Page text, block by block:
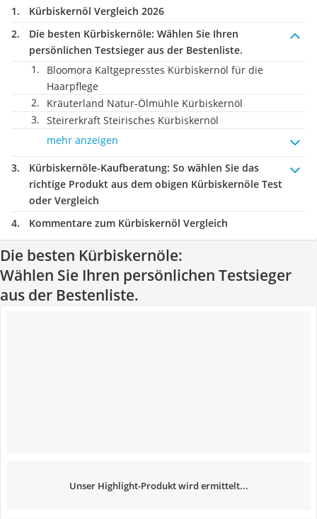
Kürbiskernöl Vergleich 2026
Die besten Kürbiskernöle: Wählen Sie Ihren
persönlichen Testsieger aus der Bestenliste.
Bloomora Kaltgepresstes Kürbiskernöl für die
Haarpflege
Kräuterland Natur-Ölmühle Kürbiskernöl
Steirerkraft Steirisches Kürbiskernöl
mehr anzeigen
Kürbiskernöle-Kaufberatung: So wählen Sie das
richtige Produkt aus dem obigen Kürbiskernöle Test
oder Vergleich
Kommentare zum Kürbiskernöl Vergleich
Die besten Kürbiskernöle:
Wählen Sie Ihren persönlichen Testsieger
aus der Bestenliste.
Unser Highlight-Produkt wird ermittelt...